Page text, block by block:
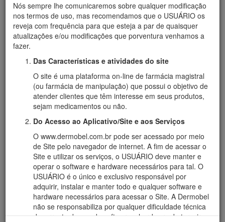
Nós sempre lhe comunicaremos sobre qualquer modificação
nos termos de uso, mas recomendamos que o USUÁRIO os
reveja com frequência para que esteja a par de quaisquer
atualizações e/ou modificações que porventura venhamos a
fazer.
Das Características e atividades do site
O site é uma plataforma on-line de farmácia magistral
(ou farmácia de manipulação) que possui o objetivo de
atender clientes que têm interesse em seus produtos,
sejam medicamentos ou não.
Do Acesso ao Aplicativo/Site e aos Serviços
O www.dermobel.com.br pode ser acessado por meio
de Site pelo navegador de internet. A fim de acessar o
Site e utilizar os serviços, o USUÁRIO deve manter e
operar o software e hardware necessários para tal. O
USUÁRIO é o único e exclusivo responsável por
adquirir, instalar e manter todo e qualquer software e
hardware necessários para acessar o Site. A Dermobel
não se responsabiliza por qualquer dificuldade técnica
decorrente do uso de software e hardware de terceiros.
Anexar receita
Localização
Rua Almirante tamandaré, 595 - Centro - CEP: 89900-000
São Miguel do Oeste - SC | Fone: 49 3622.1673 | 49 3621.1673